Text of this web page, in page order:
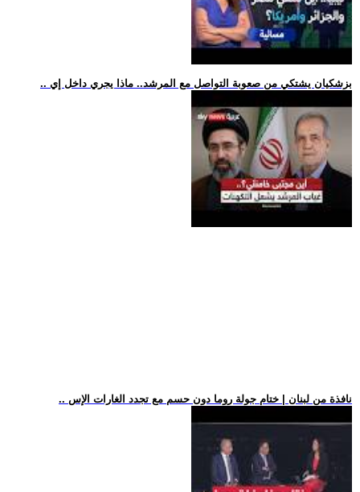
.. بزشكيان يشتكي من صعوبة التواصل مع المرشد.. ماذا يجري داخل إي
.. نافذة من لبنان | ختام جولة روما دون حسم مع تجدد الغارات الإس